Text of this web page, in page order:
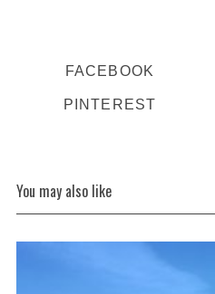
FACEBOOK
PINTEREST
You may also like